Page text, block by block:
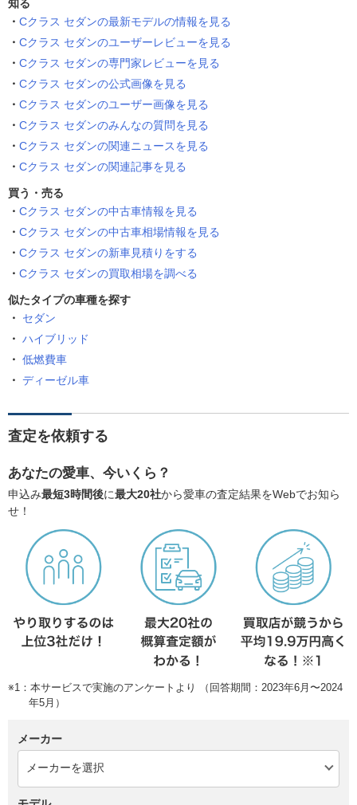
知る
Cクラス セダンの最新モデルの情報を見る
Cクラス セダンのユーザーレビューを見る
Cクラス セダンの専門家レビューを見る
Cクラス セダンの公式画像を見る
Cクラス セダンのユーザー画像を見る
Cクラス セダンのみんなの質問を見る
Cクラス セダンの関連ニュースを見る
Cクラス セダンの関連記事を見る
買う・売る
Cクラス セダンの中古車情報を見る
Cクラス セダンの中古車相場情報を見る
Cクラス セダンの新車見積りをする
Cクラス セダンの買取相場を調べる
似たタイプの車種を探す
セダン
ハイブリッド
低燃費車
ディーゼル車
査定を依頼する
あなたの愛車、今いくら？
申込み最短3時間後に最大20社から愛車の査定結果をWebでお知ら
せ！
※1：本サービスで実施のアンケートより （回答期間：2023年6月〜2024
年5月）
メーカー